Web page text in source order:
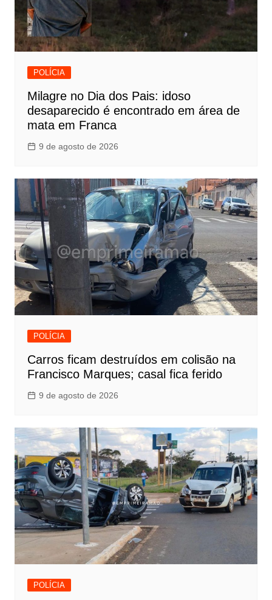
POLÍCIA
Milagre no Dia dos Pais: idoso
desaparecido é encontrado em área de
mata em Franca
9 de agosto de 2026
POLÍCIA
Carros ficam destruídos em colisão na
Francisco Marques; casal fica ferido
9 de agosto de 2026
POLÍCIA